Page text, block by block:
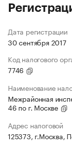
Дата регистрации
30 сентября 2017
Код налогового
7746
Наименование
Межрайонная
46 по г. Москве
Адрес налоговой
125373, г.Москва,